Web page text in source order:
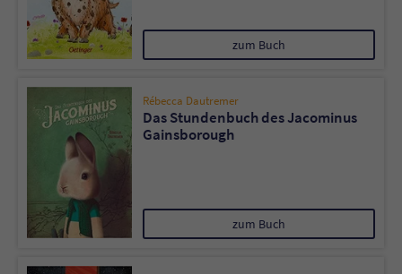
zum Buch
Rébecca Dautremer
Das Stundenbuch des Jacominus
Gainsborough
zum Buch